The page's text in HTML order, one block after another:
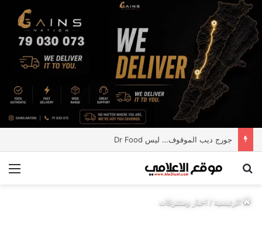
جورج ديب الموقوف… ليس Dr Food
بحث عن
الرئيسية/ اخبار ومتفرقات